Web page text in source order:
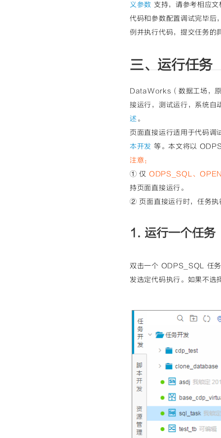
义参数 支持，请参考相应
代码和参数配置调试完毕后
例并执行代码，提交任务的
三、运行任务
DataWorks（数据工场，
接运行，测试运行，系统自
述 。
页面直接运行适用于代码调
本开发 等。本文将以
注意：
① 仅 ODPS_SQL、
持页面直接运行。
② 页面直接运行时，任务执
1. 运行一个任务
双击一个 ODPS_SQL 任
发选定代码执行。如果不